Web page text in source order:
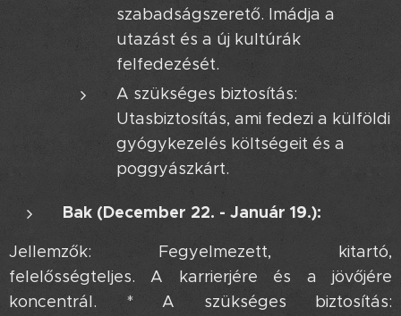
szabadságszerető. Imádja a
utazást és a új kultúrák
felfedezését.
A szükséges biztosítás:
Utasbiztosítás, ami fedezi a külföldi
gyógykezelés költségeit és a
poggyászkárt.
Bak (December 22. - Január 19.):
Jellemzők: Fegyelmezett, kitartó,
felelősségteljes. A karrierjére és a jövőjére
koncentrál. * A szükséges biztosítás: